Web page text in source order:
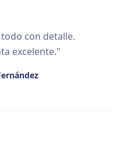
con detalle.
excelente."